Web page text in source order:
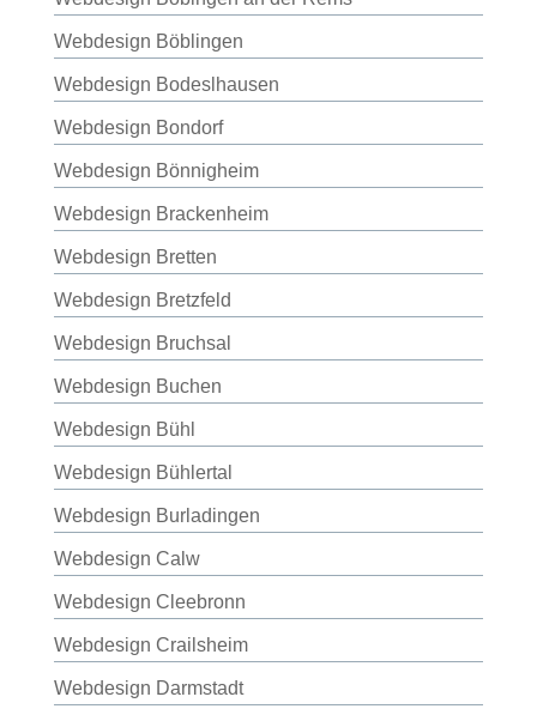
Webdesign Böblingen
Webdesign Bodeslhausen
Webdesign Bondorf
Webdesign Bönnigheim
Webdesign Brackenheim
Webdesign Bretten
Webdesign Bretzfeld
Webdesign Bruchsal
Webdesign Buchen
Webdesign Bühl
Webdesign Bühlertal
Webdesign Burladingen
Webdesign Calw
Webdesign Cleebronn
Webdesign Crailsheim
Webdesign Darmstadt